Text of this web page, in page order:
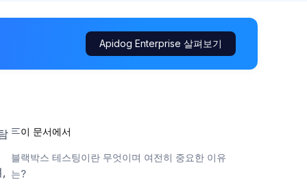
Apidog Enterprise 살펴보기
이 문서에서
블랙박스 테스팅이란 무엇이며 여전히 중요한 이유
는?